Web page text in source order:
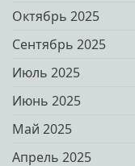
Октябрь 2025
Сентябрь 2025
Июль 2025
Июнь 2025
Май 2025
Апрель 2025